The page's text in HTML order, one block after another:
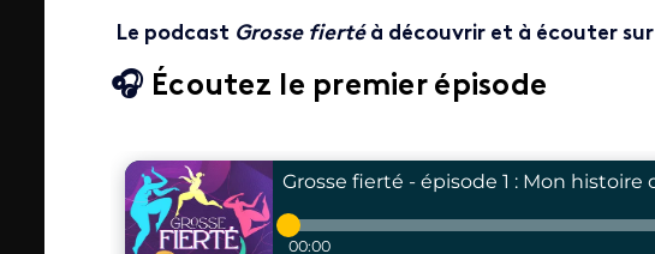
Le podcast Grosse fierté à découvrir et à écouter sur
🎧 Écoutez le premier épisode